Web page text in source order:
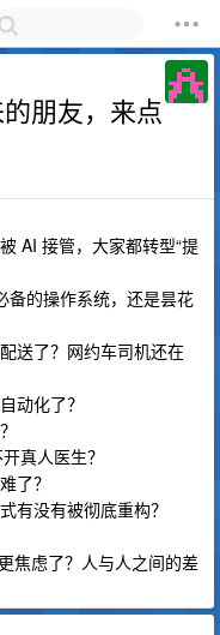
朋友，来点
AI 接管，大家都转型“提
备的操作系统，还是昙花
送了？网约车司机还在
动化了？
真人医生？
了？
有没有被彻底重构？
焦虑了？人与人之间的差